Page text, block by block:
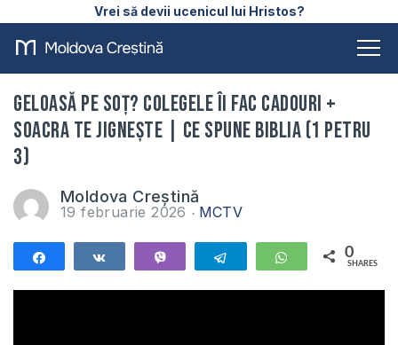
Vrei să devii ucenicul lui Hristos?
Geloasă pe soț? Colegele îi fac cadouri +
soacra te jignește | Ce spune Biblia (1 Petru
3)
Moldova Creștină
19 februarie 2026 MCTV
Telegram WhatsApp
0
SHARES